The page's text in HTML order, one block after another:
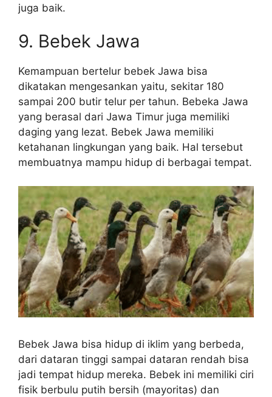
juga baik.
9. Bebek Jawa
Kemampuan bertelur bebek Jawa bisa
dikatakan mengesankan yaitu, sekitar 180
sampai 200 butir telur per tahun. Bebeka Jawa
yang berasal dari Jawa Timur juga memiliki
daging yang lezat. Bebek Jawa memiliki
ketahanan lingkungan yang baik. Hal tersebut
membuatnya mampu hidup di berbagai tempat.
Bebek Jawa bisa hidup di iklim yang berbeda,
dari dataran tinggi sampai dataran rendah bisa
jadi tempat hidup mereka. Bebek ini memiliki ciri
fisik berbulu putih bersih (mayoritas) dan